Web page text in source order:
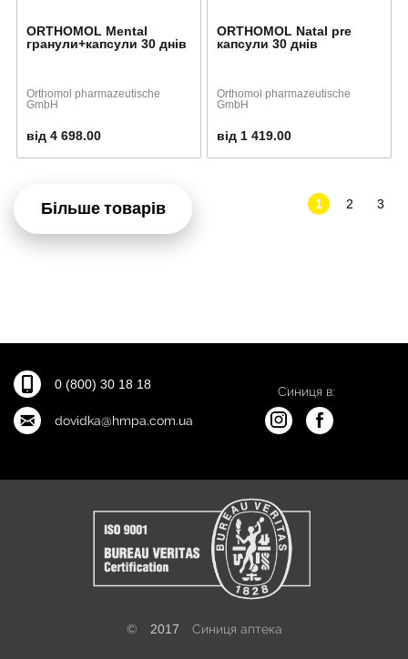
ORTHOMOL Mental
гранули+капсули 30 днів
Orthomol pharmazeutische
GmbH
від 4 698.00
ORTHOMOL Natal pre
капсули 30 днів
Orthomol pharmazeutische
GmbH
від 1 419.00
Більше товарів 1 2 3
0 (800) 30 18 18
dovidka@hmpa.com.ua
Синиця в:
© 2017 Синиця аптека